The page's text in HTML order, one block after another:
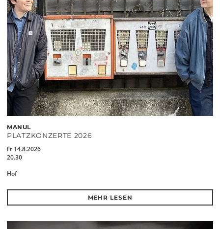
MANUL
PLATZKONZERTE 2026
Fr 14.8.2026
20.30
Hof
MEHR LESEN